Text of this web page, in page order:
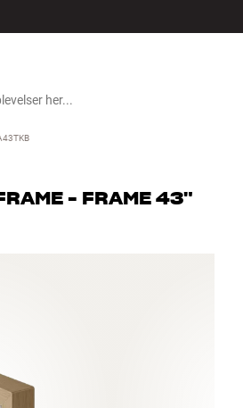
- FRAME 43"